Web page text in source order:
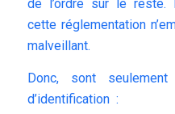
de l’ordre sur le reste.
cette réglementation
malveillant.
Donc, sont
d’identification :